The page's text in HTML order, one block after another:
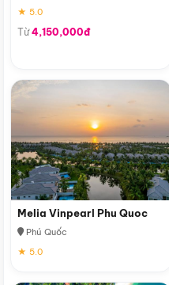
★ 5.0
Từ4,150,000đ
Melia Vinpearl Phu Quoc
Phú Quốc
★ 5.0